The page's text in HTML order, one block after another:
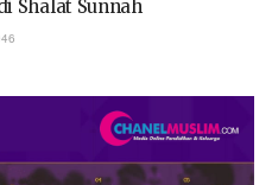
Shalat Sunnah